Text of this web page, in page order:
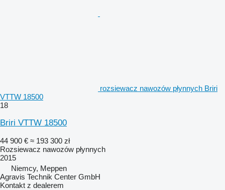
rozsiewacz nawozów płynnych Briri
VTTW 18500
18
Briri VTTW 18500
44 900 € ≈ 193 300 zł
Rozsiewacz nawozów płynnych
2015
Niemcy, Meppen
Agravis Technik Center GmbH
Kontakt z dealerem